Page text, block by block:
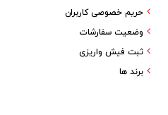
حریم خصوصی کاربران
وضعیت سفارشات
ثبت فیش واریزی
برند ها